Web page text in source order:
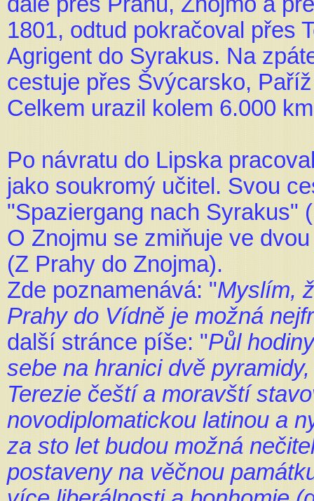
1801, odtud pokračoval přes
Agrigent do Syrakus. Na
cestuje přes Švýcarsko,
Celkem urazil kolem 6.000
Po návratu do Lipska
jako soukromý učitel. Svou
"Spaziergang nach Syrakus"
O Znojmu se zmiňuje ve
(Z Prahy do Znojma).
Zde poznamenává: "Myslím,
Prahy do Vídně je možná
další stránce píše: "Půl
sebe na hranici dvě
Terezie čeští a moravští
novodiplomatickou latinou a
za sto let budou možná
postaveny na věčnou